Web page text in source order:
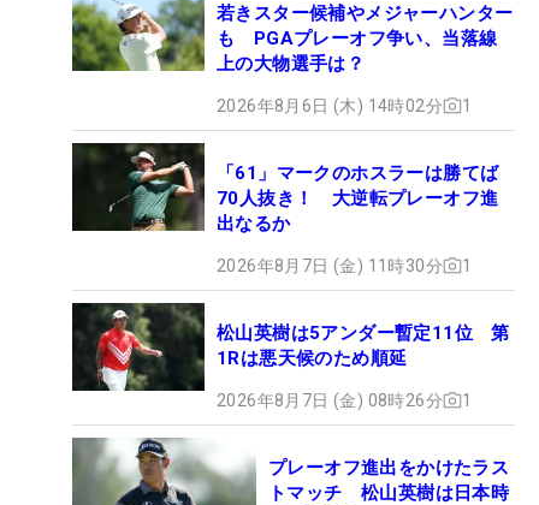
若きスター候補やメジャーハンター
も PGAプレーオフ争い、当落線
上の大物選手は？
2026年8月6日 (木) 14時02分 1
「61」マークのホスラーは勝てば
70人抜き！ 大逆転プレーオフ進
出なるか
2026年8月7日 (金) 11時30分 1
松山英樹は5アンダー暫定11位 第
1Rは悪天候のため順延
2026年8月7日 (金) 08時26分 1
プレーオフ進出をかけたラス
トマッチ 松山英樹は日本時